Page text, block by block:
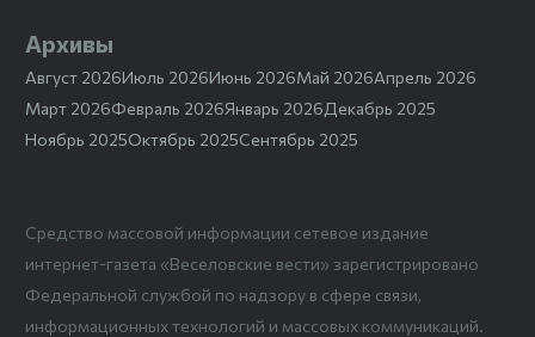
Архивы
Август 2026Июль 2026Июнь 2026Май 2026Апрель 2026
Март 2026Февраль 2026Январь 2026Декабрь 2025
Ноябрь 2025Октябрь 2025Сентябрь 2025
Средство массовой информации сетевое издание
интернет-газета «Веселовские вести» зарегистрировано
Федеральной службой по надзору в сфере связи,
информационных технологий и массовых коммуникаций.